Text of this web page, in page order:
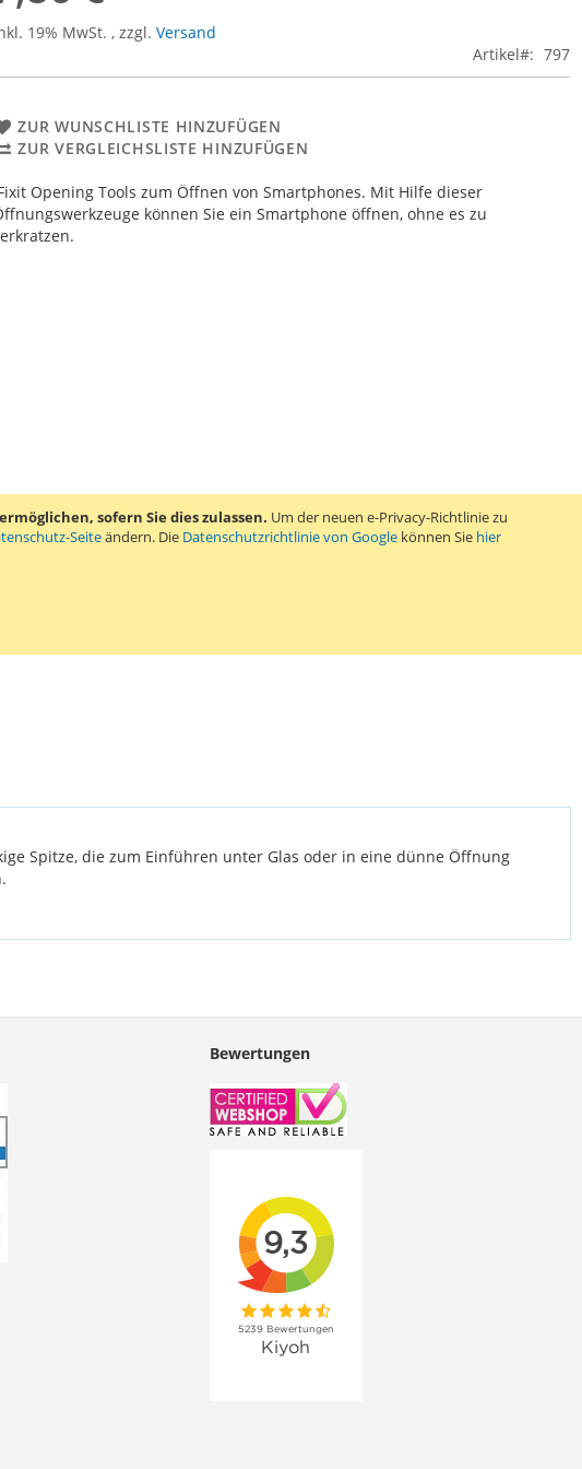
sofern Sie dies zulassen. Um der neuen e-Privacy-Richtlinie zu
Seiteändern. Die Datenschutzrichtlinie von Google können Sie hier
19% MwSt., zzgl.Versand
Artikel
797
ZUR WUNSCHLISTE HINZUFÜGEN
ZUR VERGLEICHSLISTE HINZUFÜGEN
Opening Tools zum Öffnen von Smartphones. Mit Hilfe dieser
können Sie ein Smartphone öffnen, ohne es zu
Spitze, die zum Einführen unter Glas oder in eine dünne Öffnung
Bewertungen